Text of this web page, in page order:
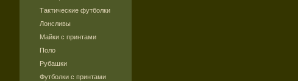
Тактические футболки
Лонсливы
Майки с принтами
Поло
Рубашки
Футболки с принтами